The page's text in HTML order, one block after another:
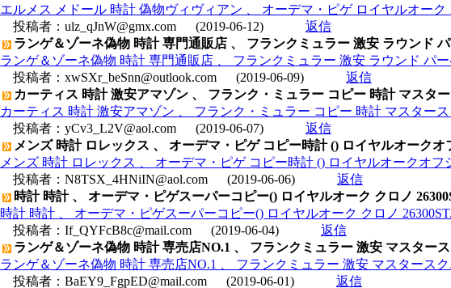
エルメス メドール 時計 偽物ヴィヴィアン 、 オーデマ・ピゲ ロイヤルオーク
投稿者： ulz_qJnW@gmx.com (2019-06-12)
返信
ランゲ＆ゾーネ偽物 時計 専門通販店 、 フランクミュラー 激安 ラウンド
ランゲ＆ゾーネ偽物 時計 専門通販店 、 フランクミュラー 激安 ラウンド パ
投稿者： xwSXr_beSnn@outlook.com (2019-06-09)
返信
カーティス 時計 激安アマゾン 、 フランク・ミュラー コピー 時計 マスタ
カーティス 時計 激安アマゾン 、 フランク・ミュラー コピー 時計 マスター
投稿者： yCv3_L2V@aol.com (2019-06-07)
返信
メンズ 時計 ロレックス 、 オーデマ・ピゲ コピー時計 () ロイヤルオークオ
メンズ 時計 ロレックス 、 オーデマ・ピゲ コピー時計 () ロイヤルオークオフ
投稿者： N8TSX_4HNiIN@aol.com (2019-06-06)
返信
時計 時計 、 オーデマ・ピゲスーパーコピー() ロイヤルオーク クロノ
時計 時計 、 オーデマ・ピゲスーパーコピー() ロイヤルオーク クロノ
投稿者： If_QYFcB8c@mail.com (2019-06-04)
返信
ランゲ＆ゾーネ偽物 時計 専売店NO.1 、 フランクミュラー 激安 マスタース
ランゲ＆ゾーネ偽物 時計 専売店NO.1 、 フランクミュラー 激安 マスタースク
投稿者： BaEY9_FgpED@mail.com (2019-06-01)
返信